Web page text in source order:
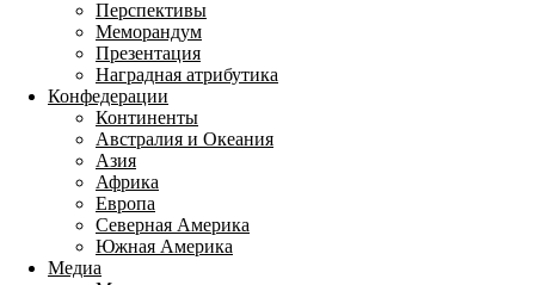
Перспективы
Меморандум
Презентация
Наградная атрибутика
Конфедерации
Континенты
Австралия и Океания
Азия
Африка
Европа
Северная Америка
Южная Америка
Медиа